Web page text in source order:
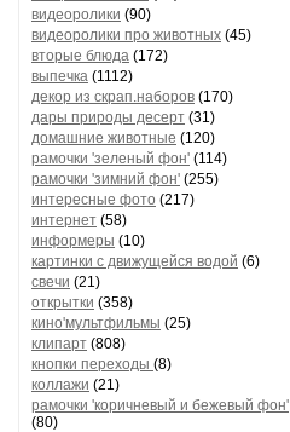
видеоролики (90)
видеоролики про животных (45)
вторые блюда (172)
выпечка (1112)
декор из скрап.наборов (170)
дары природы десерт (31)
домашние животные (120)
рамочки 'зеленый фон' (114)
рамочки 'зимний фон' (255)
интересные фото (217)
интернет (58)
информеры (10)
картинки с движущейся водой (6)
свечи (21)
открытки (358)
кино'мультфильмы (25)
клипарт (808)
кнопки переходы (8)
коллажи (21)
рамочки 'коричневый и бежевый фон'
(80)